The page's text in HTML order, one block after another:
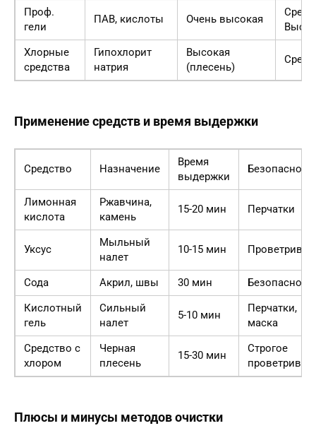
Проф.
гели
ПАВ, кислоты Очень высокая
Хлорные
средства
Гипохлорит
натрия
Высокая
(плесень)
Применение средств и время выдержки
Средство Назначение
Время
выдержки
Лимонная
кислота
Ржавчина,
камень
15-20 мин Перчатки
Уксус
Мыльный
налет
10-15 мин
Сода Акрил, швы 30 мин
Безопасно
Кислотный
гель
Сильный
налет
5-10 мин
Перчатки,
маска
Средство с
хлором
Черная
плесень
15-30 мин
Строгое
Плюсы и минусы методов очистки